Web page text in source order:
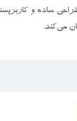
ساده و
می‌کند.